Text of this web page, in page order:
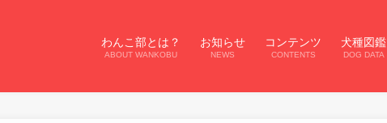
わんこ部とは？
ABOUT WANKOBU
お知らせ
NEWS
コンテンツ
CONTENTS
犬種図鑑
DOG DATA